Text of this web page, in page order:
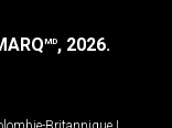
MD, 2026.